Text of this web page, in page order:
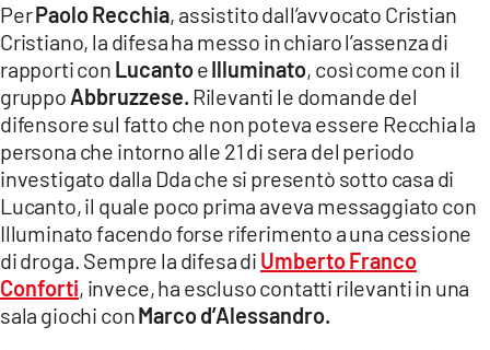
PerPaolo Recchia, assistito dall’avvocato Cristian
Cristiano, la difesa ha messo in chiaro l’assenza di
rapporti con LucantoeIlluminato, così come con il
gruppo Abbruzzese. Rilevanti le domande del
difensore sul fatto che non poteva essere Recchia la
persona che intorno alle 21 di sera del periodo
investigato dalla Dda che si presentò sotto casa di
Lucanto, il quale poco prima aveva messaggiato con
Illuminato facendo forse riferimento a una cessione
di droga. Sempre la difesa di Umberto Franco
Conforti, invece, ha escluso contatti rilevanti in una
sala giochi conMarco d’Alessandro.